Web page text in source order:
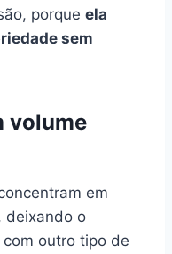
porque ela
sem
volume
em
deixando o
outro tipo de